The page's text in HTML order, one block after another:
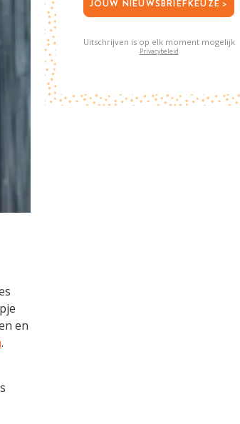
en
.
JOUW NIEUWSBRIEFKEUZE >
Uitschrijven is op elk moment mogelijk
Privacybeleid